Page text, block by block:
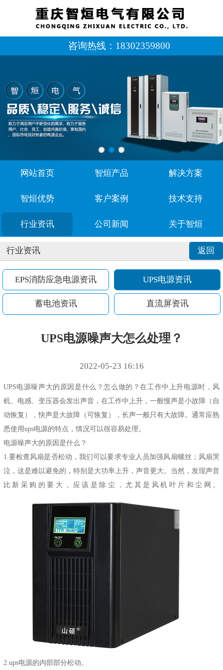
咨询热线： 18302359800
网站首页 智烜产品 解决方案
智烜优势 客户案例 技术支持
行业资讯 公司新闻 关于智烜
返回
行业资讯
EPS消防应急电源资讯 UPS电源资讯
蓄电池资讯 直流屏资讯
UPS电源噪声大怎么处理？
2022-05-23 16:16
UPS电源噪声大的原因是什么？怎么做的？在工作中上升电源时，风
机、电感、变压器会发出声音，在工作中上升，一般慢声是小故障（自
动恢复），快声是大故障（可恢复），长声一般只有大故障。通常应熟
悉使用ups电源的特点，情况可以很容易处理。
电源噪声大的原因是什么？
1.要检查风扇是否松动，我们可以要求专业人员加强风扇螺丝；风扇哭
泣，这是难以避免的，特别是大功率上升，声音更大。当然，发现声音
比新采购的要大，应该是除尘，尤其是风机叶片和尘网。
2. ups电源的内部部分松动。